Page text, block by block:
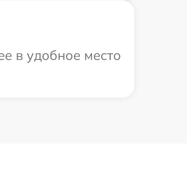
в удобное место